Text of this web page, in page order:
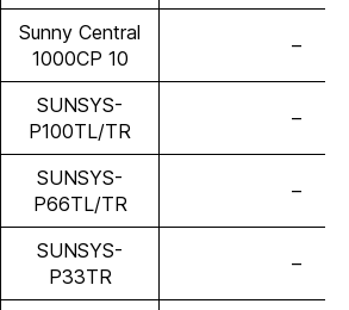
Sunny Central
1000CP 10
–
SUNSYS-
P100TL/TR
–
SUNSYS-
P66TL/TR
–
SUNSYS-
P33TR
–